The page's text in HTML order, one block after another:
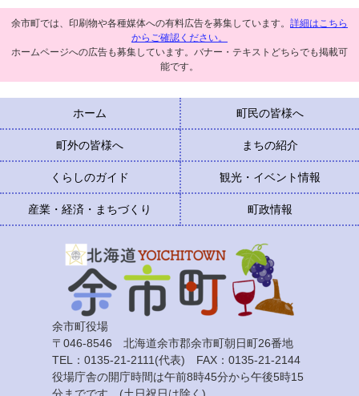
余市町では、印刷物や各種媒体への有料広告を募集しています。 詳細はこちら
からご確認ください。
ホームページへの広告も募集しています。バナー・テキストどちらでも掲載可
能です。
ホーム 町民の皆様へ
町外の皆様へ まちの紹介
くらしのガイド 観光・イベント情報
産業・経済・まちづくり 町政情報
余市町役場
〒046-8546 北海道余市郡余市町朝日町26番地
TEL：0135-21-2111(代表) FAX：0135-21-2144
役場庁舎の開庁時間は午前8時45分から午後5時15